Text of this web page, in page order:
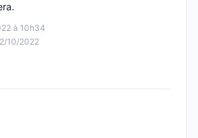
à 10h34
10/2022